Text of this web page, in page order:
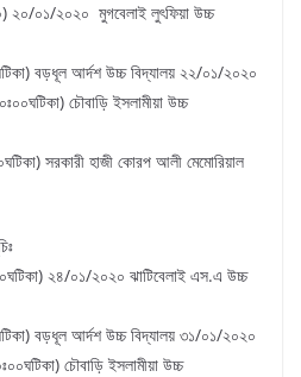
২০/০১/২০২০ মুগবেলাই লুৎফিয়া উচ্চ
বড়ধূল আর্দশ উচ্চ বিদ্যালয় ২২/০১/২০২০
চৌবাড়ি ইসলামীয়া উচ্চ
সরকারী হাজী কোরপ আলী মেমোরিয়াল
২৪/০১/২০২০ ঝাটিবেলাই এস.এ উচ্চ
বড়ধূল আর্দশ উচ্চ বিদ্যালয় ৩১/০১/২০২০
চৌবাড়ি ইসলামীয়া উচ্চ